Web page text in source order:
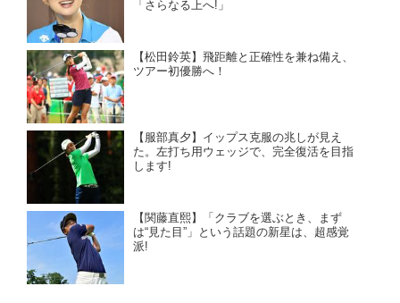
「さらなる上へ!」
【松田鈴英】飛距離と正確性を兼ね備え、
ツアー初優勝へ！
【服部真夕】イップス克服の兆しが見え
た。左打ち用ウェッジで、完全復活を目指
します!
【関藤直熙】「クラブを選ぶとき、まず
は“見た目”」という話題の新星は、超感覚
派!